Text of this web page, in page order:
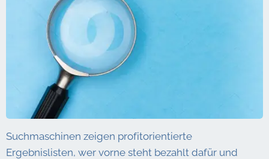
Suchmaschinen zeigen profitorientierte
Ergebnislisten, wer vorne steht bezahlt dafür und